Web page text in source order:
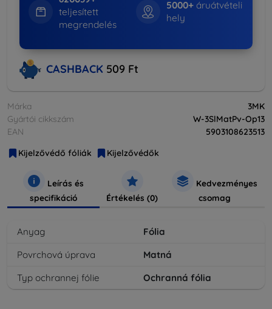
teljesített
megrendelés
5000+ áruátvételi
hely
CASHBACK 509 Ft
Márka
3MK
Gyártói cikkszám
W-3SlMatPv-Op13
EAN
5903108623513
Kijelzővédő fóliák
Kijelzővédők
Leírás és
specifikáció
Értékelés (0)
Kedvezményes
csomag
Anyag
Fólia
Povrchová úprava
Matná
Typ ochrannej fólie
Ochranná fólia